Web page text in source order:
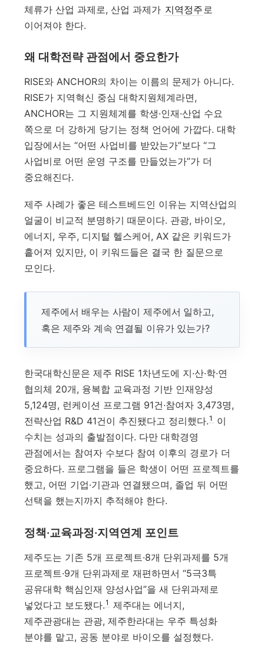
체류가 산업 과제로, 산업 과제가 지역정주 로
이어져야 한다.
왜 대학전략 관점에서 중요한가
RISE와 ANCHOR의 차이는 이름의 문제가 아니다.
RISE가 지역혁신 중심 대학지원체계라면,
ANCHOR는 그 지원체계를 학생·인재·산업 수요
쪽으로 더 강하게 당기는 정책 언어에 가깝다. 대학
입장에서는 “어떤 사업비를 받았는가”보다 “그
사업비로 어떤 운영 구조를 만들었는가”가 더
중요해진다.
제주 사례가 좋은 테스트베드인 이유는 지역산업의
얼굴이 비교적 분명하기 때문이다. 관광, 바이오,
에너지, 우주, 디지털 헬스케어, AX 같은 키워드가
흩어져 있지만, 이 키워드들은 결국 한 질문으로
모인다.
제주에서 배우는 사람이 제주에서 일하고,
혹은 제주와 계속 연결될 이유가 있는가?
한국대학신문은 제주 RISE 1차년도에 지·산·학·연
협의체 20개, 융복합 교육과정 기반 인재양성
5,124명, 런케이션 프로그램 91건·참여자 3,473명,
전략산업 R&D 41건이 추진됐다고 정리했다.1 이
수치는 성과의 출발점이다. 다만 대학경영
관점에서는 참여자 수보다 참여 이후의 경로가 더
중요하다. 프로그램을 들은 학생이 어떤 프로젝트를
했고, 어떤 기업·기관과 연결됐으며, 졸업 뒤 어떤
선택을 했는지까지 추적해야 한다.
정책·교육과정·지역연계 포인트
제주도는 기존 5개 프로젝트·8개 단위과제를 5개
프로젝트·9개 단위과제로 재편하면서 “5극3특
공유대학 핵심인재 양성사업”을 새 단위과제로
넣었다고 보도됐다.1 제주대는 에너지,
제주관광대는 관광, 제주한라대는 우주 특성화
분야를 맡고, 공동 분야로 바이오를 설정했다.